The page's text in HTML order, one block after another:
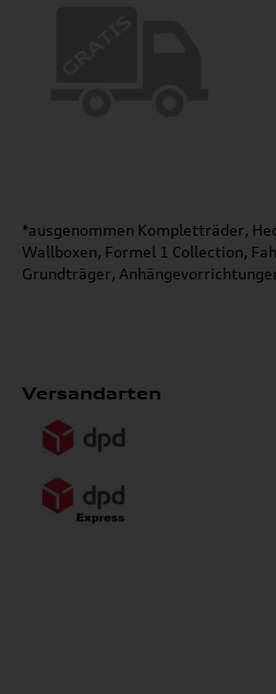
*ausgenommen Kompletträder,
Wallboxen, Formel 1 Collection,
Grundträger,
Versandarten